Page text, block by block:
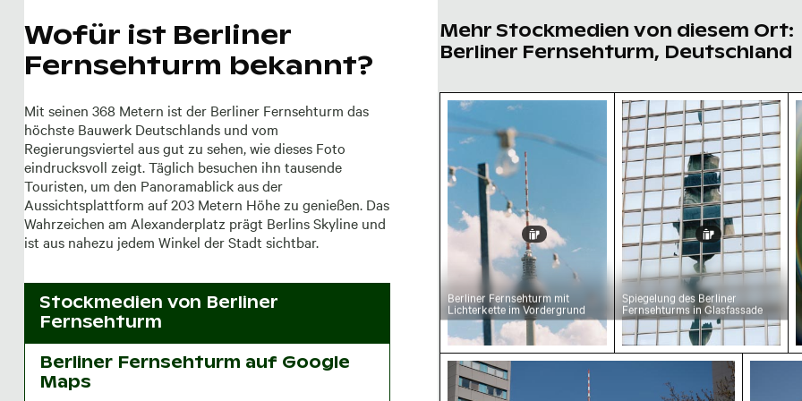
Wofür ist Berliner
Fernsehturm bekannt?
Mit seinen 368 Metern ist der Berliner Fernsehturm das
höchste Bauwerk Deutschlands und vom
Regierungsviertel aus gut zu sehen, wie dieses Foto
eindrucksvoll zeigt. Täglich besuchen ihn tausende
Touristen, um den Panoramablick aus der
Aussichtsplattform auf 203 Metern Höhe zu genießen. Das
Wahrzeichen am Alexanderplatz prägt Berlins Skyline und
ist aus nahezu jedem Winkel der Stadt sichtbar.
Stockmedien von Berliner
Fernsehturm
Berliner Fernsehturm auf Google
Maps
Mehr Stockmedien von diesem Ort:
Berliner Fernsehturm, Deutschland
Berliner Fernsehturm mit Lichterkette im
Berliner Fernsehturm mit
Lichterkette im Vordergrund
Spiegelung des
Spiegelung des Berliner
Fernsehturms in Glasfassade
Berliner Fernsehturm zwischen Gebäuden